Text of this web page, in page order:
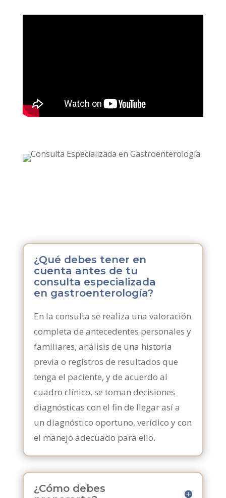
¿Qué debes tener en
cuenta antes de tu
consulta especializada
en gastroenterología?
En la consulta se realiza una valoración
completa de antecedentes personales y
familiares, análisis de una historia
previa o registros de resultados que
tenga el paciente, y de acuerdo al
cuadro clínico, se toman decisiones
diagnósticas con el fin de llegar así a
un diagnóstico oportuno, verídico y con
el manejo adecuado para ello.
¿Cómo debes